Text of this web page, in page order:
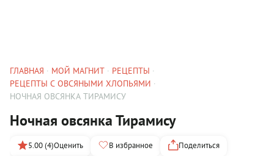
ГЛАВНАЯ МОЙ МАГНИТ
РЕЦЕПТЫ
РЕЦЕПТЫ С ОВСЯНЫМИ ХЛОПЬЯМИ
НОЧНАЯ ОВСЯНКА ТИРАМИСУ
Ночная овсянка Тирамису
5.00 (4)Оценить В избранное
Поделиться